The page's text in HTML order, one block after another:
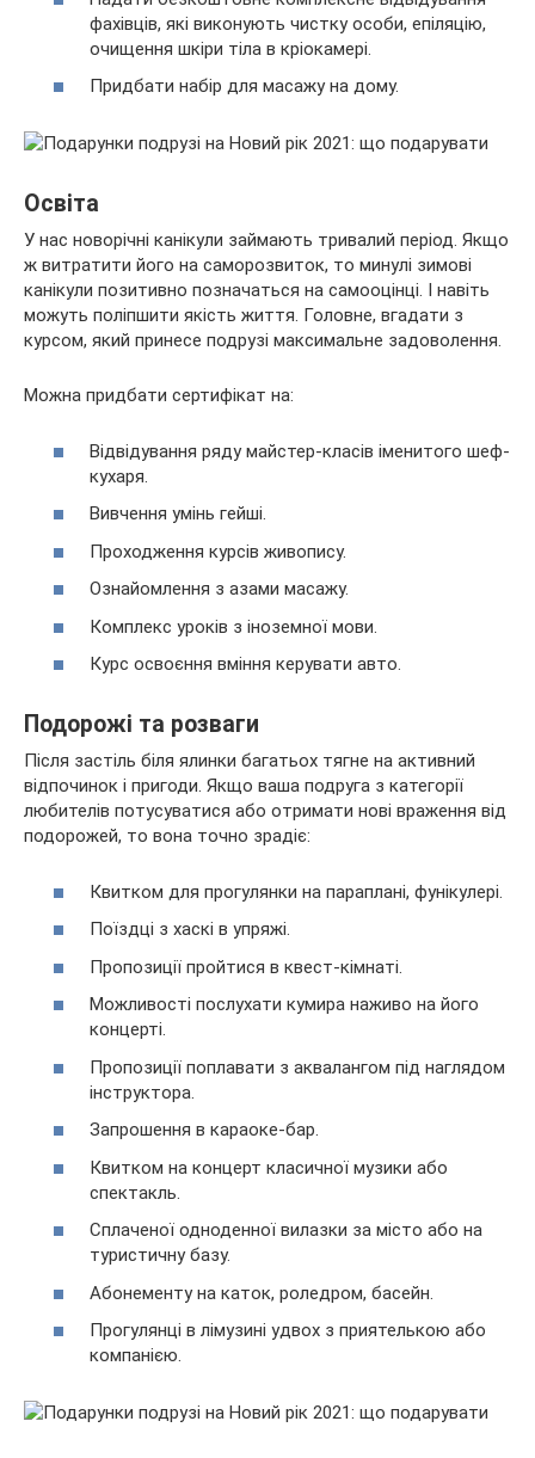
фахівців, які виконують чистку особи, епіляцію,
очищення шкіри тіла в кріокамері.
Придбати набір для масажу на дому.
Освіта
У нас новорічні канікули займають тривалий період. Якщо
ж витратити його на саморозвиток, то минулі зимові
канікули позитивно позначаться на самооцінці. І навіть
можуть поліпшити якість життя. Головне, вгадати з
курсом, який принесе подрузі максимальне задоволення.
Можна придбати сертифікат на:
Відвідування ряду майстер-класів іменитого шеф-
кухаря.
Вивчення умінь гейші.
Проходження курсів живопису.
Ознайомлення з азами масажу.
Комплекс уроків з іноземної мови.
Курс освоєння вміння керувати авто.
Подорожі та розваги
Після застіль біля ялинки багатьох тягне на активний
відпочинок і пригоди. Якщо ваша подруга з категорії
любителів потусуватися або отримати нові враження від
подорожей, то вона точно зрадіє:
Квитком для прогулянки на параплані, фунікулері.
Поїздці з хаскі в упряжі.
Пропозиції пройтися в квест-кімнаті.
Можливості послухати кумира наживо на його
концерті.
Пропозиції поплавати з аквалангом під наглядом
інструктора.
Запрошення в караоке-бар.
Квитком на концерт класичної музики або
спектакль.
Сплаченої одноденної вилазки за місто або на
туристичну базу.
Абонементу на каток, роледром, басейн.
Прогулянці в лімузині удвох з приятелькою або
компанією.